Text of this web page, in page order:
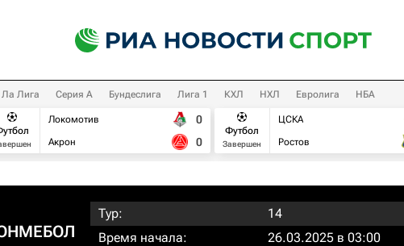
Ла Лига Серия А Бундеслига Лига 1 КХЛ НХЛ Евролига НБА
Локомотив
Акрон
0
0
Футбол
Завершен
ЦСКА
Ростов
Тур:
14
Время начала:
26.03.2025 в 03:00